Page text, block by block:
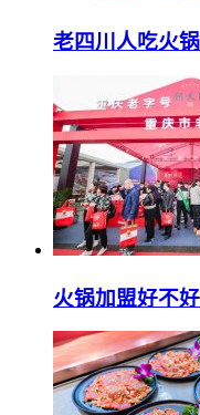
老四川人吃火
火锅加盟好不